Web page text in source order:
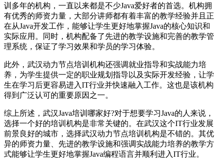
训多年的机构，一直以来都是不少Java爱好者的首选。机构拥
有优秀的师资力量，大部分讲师都有着丰富的教学经验并且正
在从Java开发工作，能够让学生更好地掌握Java的核心知识和
实际应用。同时，机构配备了先进的教学设施和完善的教学管
理系统，保证了学习效果和学员的学习体验。
此外，武汉动力节点培训机构还强调就业指导和实战能力培
养，为学生提供一定的职业规划指导以及实际开发经验，让学
生在学习后更容易进入IT行业并快速融入工作。这也是该机构
得到广泛认可的重要原因之一。
综上所述，武汉Java培训哪家好?对于想要学习Java的人来说，
选择一个好的培训机构是非常关键的。在武汉这个IT行业发展
前景良好的城市，选择武汉动力节点培训机构是不错的。其优
异的师资力量、先进的教学设施和强调实战能力培养的教学方
式能够让学生更好地掌握Java编程语言并顺利进入IT行业。